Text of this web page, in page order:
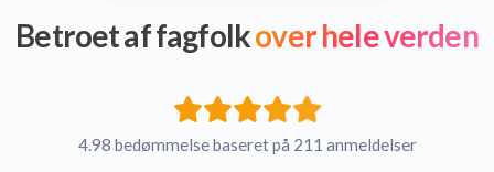
Betroet af fagfolkover hele verden
4.98 bedømmelse baseret på 211 anmeldelser